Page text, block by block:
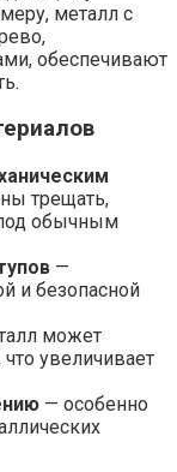
металл с
обеспечивают
трещать,
обычным
—
и безопасной
может
увеличивает
— особенно